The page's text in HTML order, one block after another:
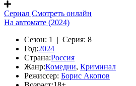
Сериал Смотреть онлайн
На автомате (2024)
Сезон: 1 | Серия: 8
Год:2024
Страна:Россия
Жанр:Комедии, Криминал
Режиссер: Борис Акопов